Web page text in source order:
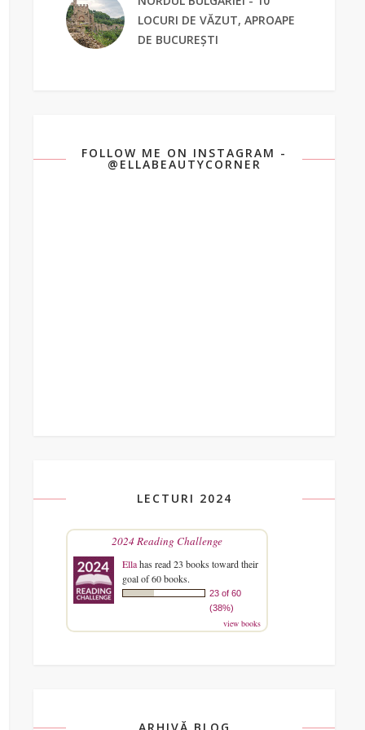
LOCURI DE VĂZUT, APROAPE
DE BUCUREȘTI
FOLLOW ME ON INSTAGRAM -
@ELLABEAUTYCORNER
LECTURI 2024
2024 Reading Challenge
Ellahas read 23 books toward their
goal of 60 books.
23 of 60
(38%)
view books